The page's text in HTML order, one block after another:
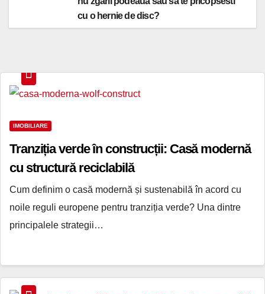
cu o hernie de disc?
IMOBILIARE
Tranziția verde în construcții: Casă modernă
cu structură reciclabilă
Cum definim o casă modernă și sustenabilă în acord cu
noile reguli europene pentru tranziția verde? Una dintre
principalele strategii…